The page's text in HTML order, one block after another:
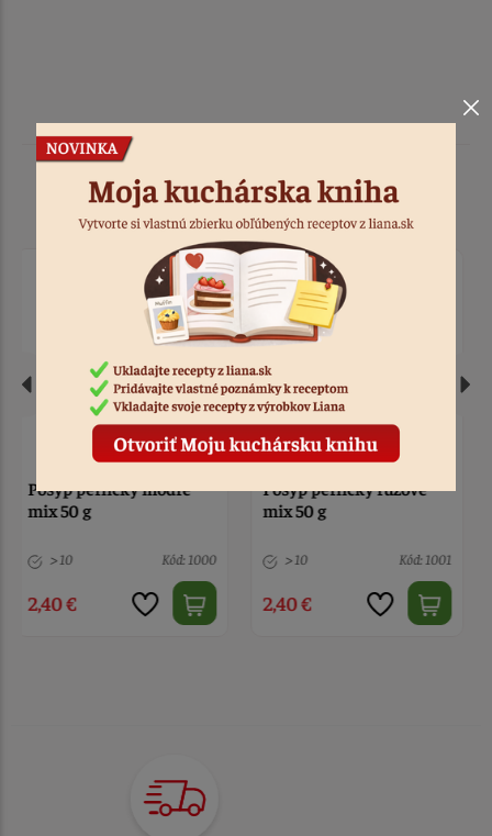
Podobné produkty
Posyp perličky ružové
mix 50 g
> 10 Kód: 1001
2,40 €
Posyp Dino World 70 g
1 ks Kód: 3456
3,50 €